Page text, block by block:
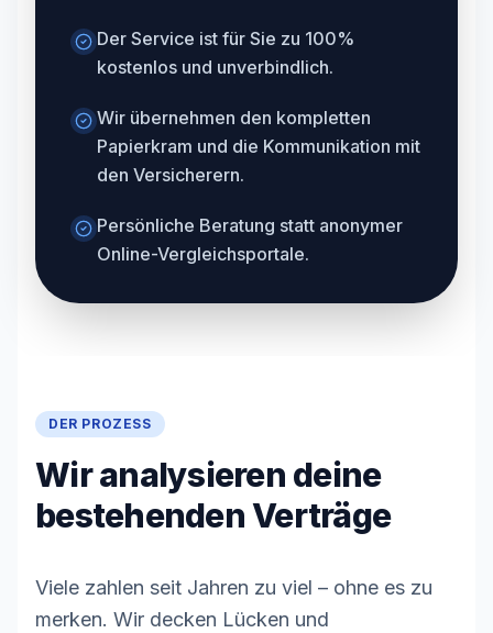
Der Service ist für Sie zu 100%
kostenlos und unverbindlich.
Wir übernehmen den kompletten
Papierkram und die Kommunikation mit
den Versicherern.
Persönliche Beratung statt anonymer
Online-Vergleichsportale.
DER PROZESS
Wir analysieren deine
bestehenden Verträge
Viele zahlen seit Jahren zu viel – ohne es zu
merken. Wir decken Lücken und